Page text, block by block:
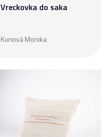
Vreckovka do saka
Kunová Monika